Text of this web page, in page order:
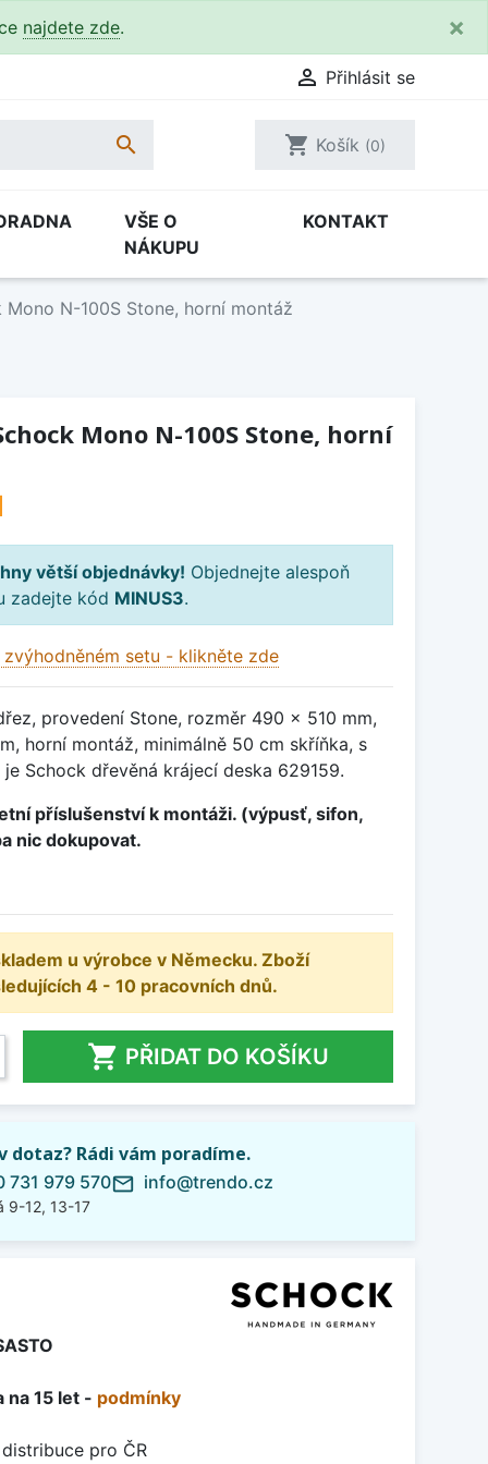
najdete zde. ×
 Přihlásit se
 shopping_cart Košík (0)
VŠE O
NÁKUPU
KONTAKT
N-100S Stone, horní montáž
Mono N-100S Stone, horní
větší objednávky! Objednejte alespoň
zadejte kód MINUS3.
setu - klikněte zde
provedení Stone, rozměr 490 x 510 mm,
horní montáž, minimálně 50 cm skříňka, s
Schock dřevěná krájecí deska 629159.
příslušenství k montáži. (výpusť, sifon,
nic dokupovat.
u výrobce v Německu. Zboží
4 - 10 pracovních dnů.
 PŘIDAT DO KOŠÍKU
dotaz? Rádi vám poradíme.
731 979 570
9-12, 13-17
mail_outline info@trendo.cz
na 15 let - podmínky
pro ČR